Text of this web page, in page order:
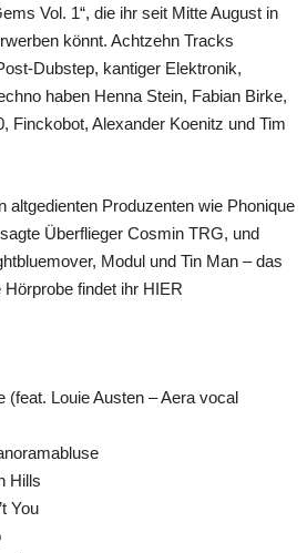
Vol. 1“, die ihr seit Mitte August in
könnt. Achtzehn Tracks
Dubstep, kantiger Elektronik,
haben Henna Stein, Fabian Birke,
Finckobot, Alexander Koenitz und Tim
altgedienten Produzenten wie Phonique
Überflieger Cosmin TRG, und
Modul und Tin Man – das
findet ihr HIER
(feat. Louie Austen – Aera vocal
Hills
You